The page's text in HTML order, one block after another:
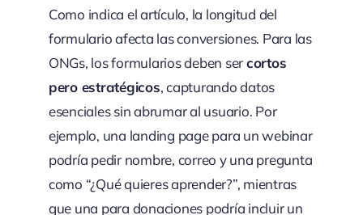
Como indica el artículo, la longitud del
formulario afecta las conversiones. Para las
ONGs, los formularios deben sercortos
pero estratégicos, capturando datos
esenciales sin abrumar al usuario. Por
ejemplo, una landing page para un webinar
podría pedir nombre, correo y una pregunta
como “¿Qué quieres aprender?”, mientras
que una para donaciones podría incluir un